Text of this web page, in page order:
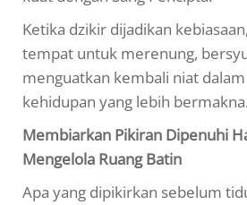
Ketika dzikir dijadikan
tempat untuk merenung,
menguatkan kembali niat
kehidupan yang lebih bermakna.
Membiarkan Pikiran Dipenuhi
Mengelola Ruang Batin
Apa yang dipikirkan sebelum